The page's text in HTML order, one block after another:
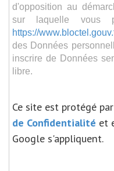
d'opposition au
sur laquelle vous
https://
des Données
inscrire de Données
libre.
Ce site est protégé
de Confidentialité et
Google s'appliquent.